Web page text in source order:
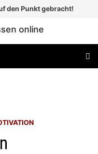
den Punkt gebracht!
online